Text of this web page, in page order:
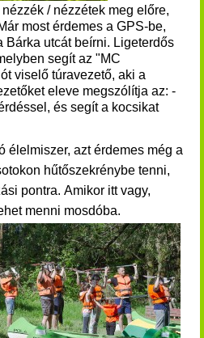
/ nézzétek meg előre,
most érdemes a GPS-be,
Bárka utcát beírni. Ligeterdős
segít az "MC
viselő túravezető, aki a
eleve megszólítja az: -
és segít a kocsikat
élelmiszer, azt érdemes még a
hűtőszekrénybe tenni,
pontra. Amikor itt vagy,
menni mosdóba.